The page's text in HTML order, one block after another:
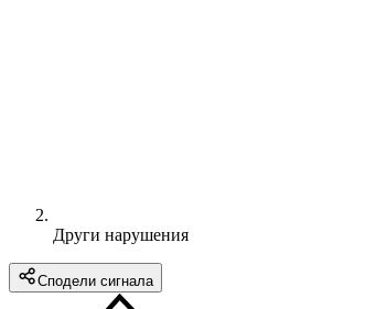
Други нарушения
Сподели сигнала